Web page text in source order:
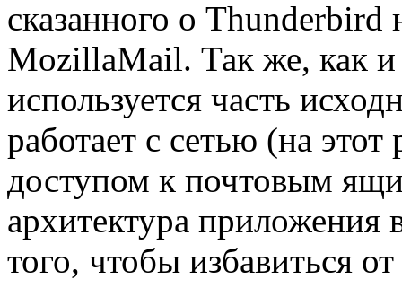
сказанного о Thunderbird
MozillaMail. Так же, как
используется часть
работает с сетью (на
доступом к почтовым
архитектура
того, чтобы избавиться